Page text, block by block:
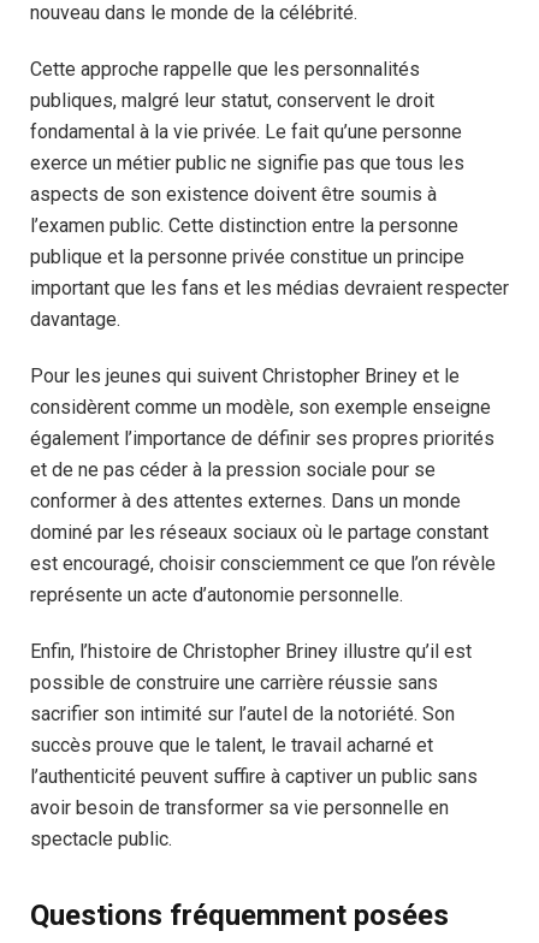
nouveau dans le monde de la célébrité.
Cette approche rappelle que les personnalités
publiques, malgré leur statut, conservent le droit
fondamental à la vie privée. Le fait qu’une personne
exerce un métier public ne signifie pas que tous les
aspects de son existence doivent être soumis à
l’examen public. Cette distinction entre la personne
publique et la personne privée constitue un principe
important que les fans et les médias devraient respecter
davantage.
Pour les jeunes qui suivent Christopher Briney et le
considèrent comme un modèle, son exemple enseigne
également l’importance de définir ses propres priorités
et de ne pas céder à la pression sociale pour se
conformer à des attentes externes. Dans un monde
dominé par les réseaux sociaux où le partage constant
est encouragé, choisir consciemment ce que l’on révèle
représente un acte d’autonomie personnelle.
Enfin, l’histoire de Christopher Briney illustre qu’il est
possible de construire une carrière réussie sans
sacrifier son intimité sur l’autel de la notoriété. Son
succès prouve que le talent, le travail acharné et
l’authenticité peuvent suffire à captiver un public sans
avoir besoin de transformer sa vie personnelle en
spectacle public.
Questions fréquemment posées